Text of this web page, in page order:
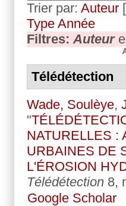
Trier par: Auteur [
Type Année
Filtres:Auteur
Télédétection
Wade, Soulèye,
"
NATURELLES :
URBAINES DE
L'ÉROSION
Télédétection 8,
Google Scholar